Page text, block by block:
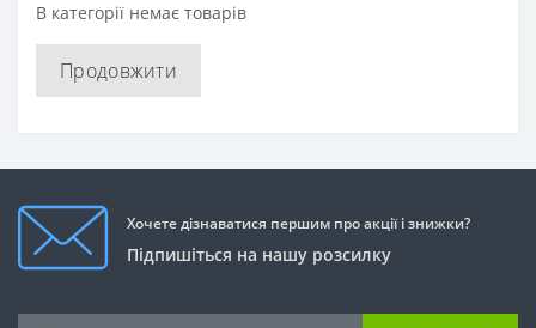
В категорії немає товарів
Продовжити
Хочете дізнаватися першим про акції і знижки?
Підпишіться на нашу розсилку